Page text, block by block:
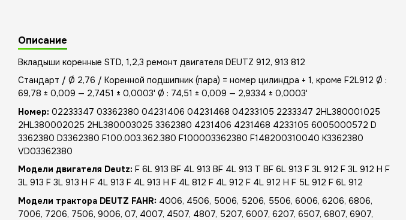
Описание
Вкладыши коренные STD, 1,2,3 ремонт двигателя DEUTZ 912, 913 812
Стандарт / Ø 2,76 / Коренной подшипник (пара) = номер цилиндра + 1, кроме F2L912 Ø :
69,78 ± 0,009 — 2,7451 ± 0,0003' Ø : 74,51 ± 0,009 — 2,9334 ± 0,0003'
Номер: 02233347 03362380 04231406 04231468 04233105 2233347 2HL380001025
2HL380002025 2HL380003025 3362380 4231406 4231468 4233105 6005000572 D
3362380 D3362380 F100.003.362.380 F100003362380 F148200310040 K3362380
VD03362380
Модели двигателя Deutz: F 6L 913 BF 4L 913 BF 4L 913 T BF 6L 913 F 3L 912 F 3L 912 H F
3L 913 F 3L 913 H F 4L 913 F 4L 913 H F 4L 812 F 4L 912 F 4L 912 H F 5L 912 F 6L 912
Модели трактора DEUTZ FAHR: 4006, 4506, 5006, 5206, 5506, 6006, 6206, 6806,
7006, 7206, 7506, 9006, 07, 4007, 4507, 4807, 5207, 6007, 6207, 6507, 6807, 6907,